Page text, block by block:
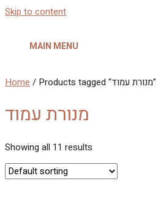
Skip to content
MAIN MENU
Home / Products tagged “מנורת עמוד”
מנורת עמוד
Showing all 11 results